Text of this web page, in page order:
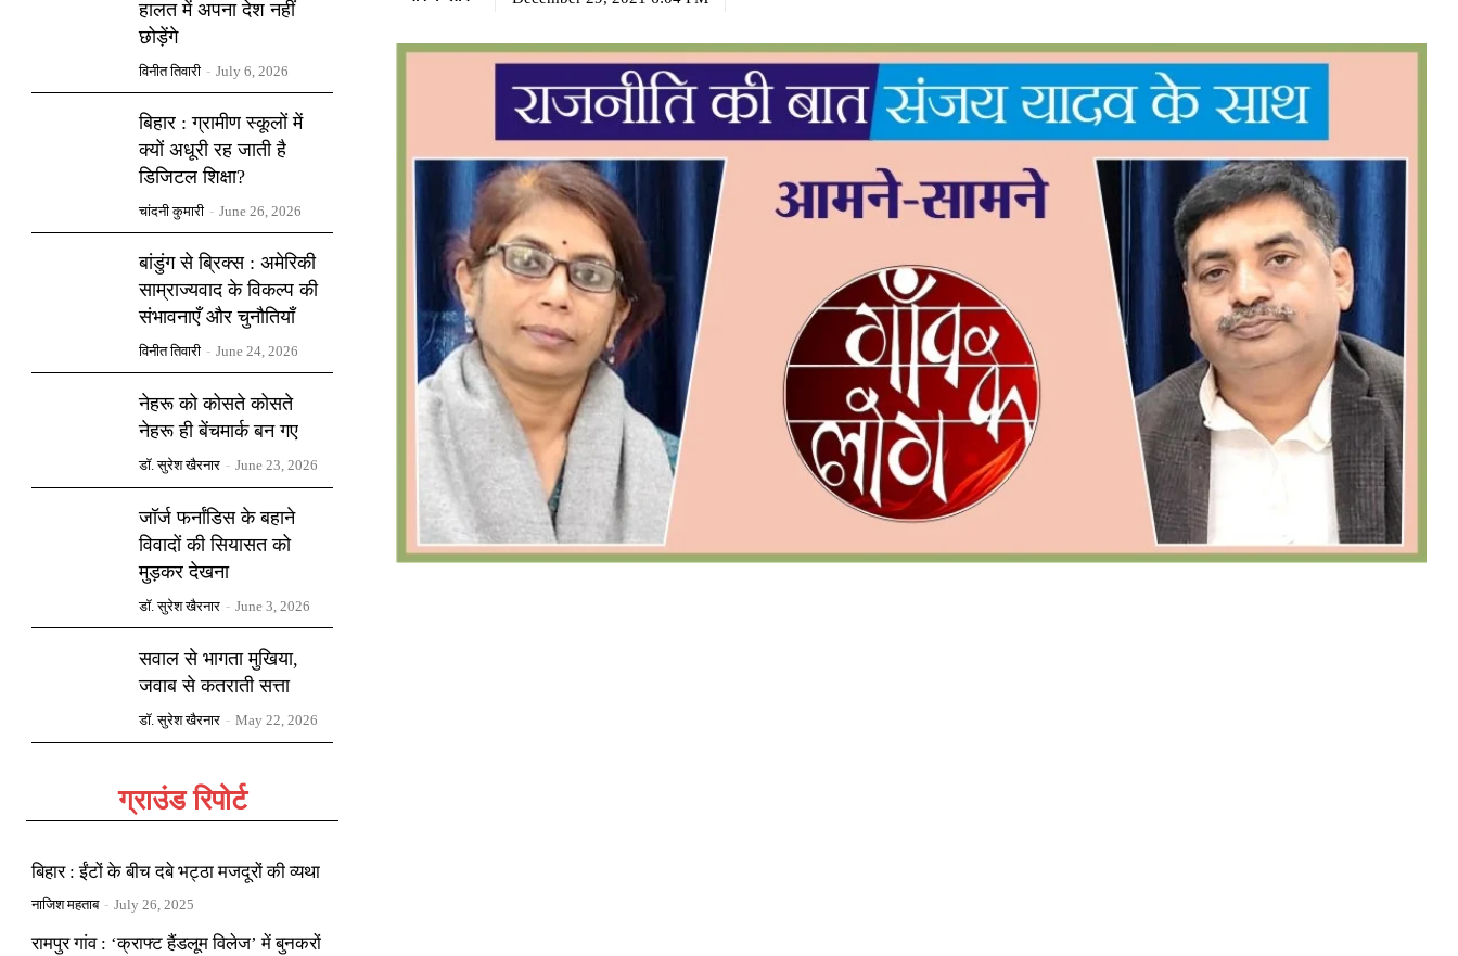
हालत में अपना देश नहीं
छोड़ेंगे
विनीत तिवारी - July 6, 2026
बिहार : ग्रामीण स्कूलों में
क्यों अधूरी रह जाती है
डिजिटल शिक्षा?
चांदनी कुमारी - June 26, 2026
बांडुंग से ब्रिक्स : अमेरिकी
साम्राज्यवाद के विकल्प की
संभावनाएँ और चुनौतियाँ
विनीत तिवारी - June 24, 2026
नेहरू को कोसते कोसते
नेहरू ही बेंचमार्क बन गए
डॉ. सुरेश खैरनार - June 23, 2026
जॉर्ज फर्नांडिस के बहाने
विवादों की सियासत को
मुड़कर देखना
डॉ. सुरेश खैरनार - June 3, 2026
सवाल से भागता मुखिया,
जवाब से कतराती सत्ता
डॉ. सुरेश खैरनार - May 22, 2026
ग्राउंड रिपोर्ट
बिहार : ईंटों के बीच दबे भट्ठा मजदूरों की व्यथा
नाजिश महताब - July 26, 2025
रामपुर गांव : ‘क्राफ्ट हैंडलूम विलेज’ में बुनकरों